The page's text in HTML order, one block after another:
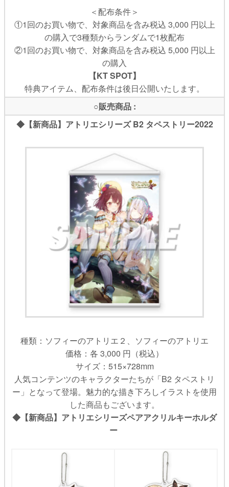
＜配布条件＞
①1回のお買い物で、対象商品を含み税込 3,000 円以上
の購入で3種類からランダムで1枚配布
②1回のお買い物で、対象商品を含み税込 5,000 円以上
の購入
【KT SPOT】
特典アイテム、配布条件は後日公開いたします。
○販売商品 :
◆【新商品】アトリエシリーズ B2 タペストリー2022
種類：ソフィーのアトリエ２、ソフィーのアトリエ
価格：各 3,000 円（税込）
サイズ：515×728mm
人気コンテンツのキャラクターたちが「B2 タペストリ
ー」となって登場。魅力的な描き下ろしイラストを使用
した商品もございます。
◆【新商品】アトリエシリーズペアアクリルキーホルダ
ー